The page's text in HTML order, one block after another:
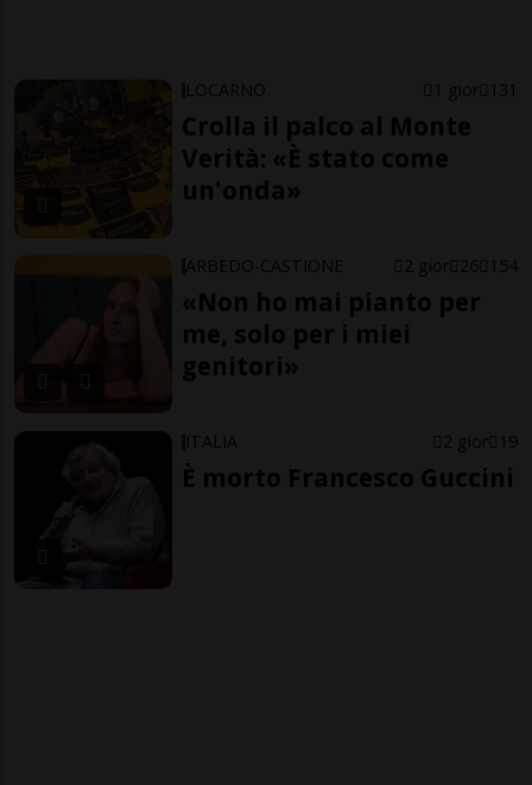
LOCARNO 1 gior 131
Crolla il palco al Monte
Verità: «È stato come
un'onda»
ARBEDO-CASTIONE 2 gior 26 154
«Non ho mai pianto per
me, solo per i miei
genitori»
ITALIA 2 gior 19
È morto Francesco Guccini